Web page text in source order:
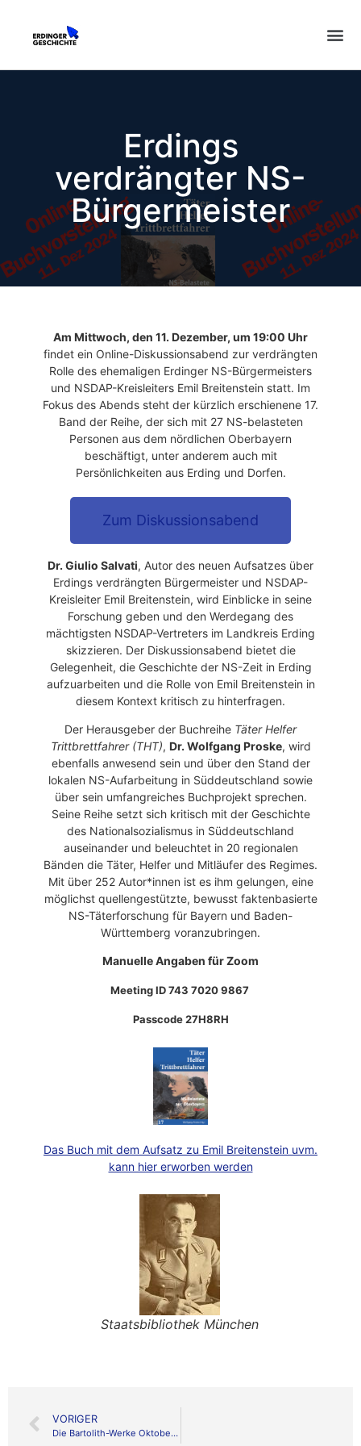
Erdings
verdrängter NS-
Bürgermeister
Am Mittwoch, den 11. Dezember, um 19:00 Uhr
findet ein Online-Diskussionsabend zur verdrängten
Rolle des ehemaligen Erdinger NS-Bürgermeisters
und NSDAP-Kreisleiters Emil Breitenstein statt. Im
Fokus des Abends steht der kürzlich erschienene 17.
Band der Reihe, der sich mit 27 NS-belasteten
Personen aus dem nördlichen Oberbayern
beschäftigt, unter anderem auch mit
Persönlichkeiten aus Erding und Dorfen.
Zum Diskussionsabend
Dr. Giulio Salvati, Autor des neuen Aufsatzes über
Erdings verdrängten Bürgermeister und NSDAP-
Kreisleiter Emil Breitenstein, wird Einblicke in seine
Forschung geben und den Werdegang des
mächtigsten NSDAP-Vertreters im Landkreis Erding
skizzieren. Der Diskussionsabend bietet die
Gelegenheit, die Geschichte der NS-Zeit in Erding
aufzuarbeiten und die Rolle von Emil Breitenstein in
diesem Kontext kritisch zu hinterfragen.
Der Herausgeber der Buchreihe Täter Helfer
Trittbrettfahrer (THT), Dr. Wolfgang Proske, wird
ebenfalls anwesend sein und über den Stand der
lokalen NS-Aufarbeitung in Süddeutschland sowie
über sein umfangreiches Buchprojekt sprechen.
Seine Reihe setzt sich kritisch mit der Geschichte
des Nationalsozialismus in Süddeutschland
auseinander und beleuchtet in 20 regionalen
Bänden die Täter, Helfer und Mitläufer des Regimes.
Mit über 252 Autor*innen ist es ihm gelungen, eine
möglichst quellengestützte, bewusst faktenbasierte
NS-Täterforschung für Bayern und Baden-
Württemberg voranzubringen.
Manuelle Angaben für Zoom
Meeting ID 743 7020 9867
Passcode 27H8RH
Das Buch mit dem Aufsatz zu Emil Breitenstein uvm.
kann hier erworben werden
Staatsbibliothek München
VORIGER
Die Bartolith-Werke Oktober 2024